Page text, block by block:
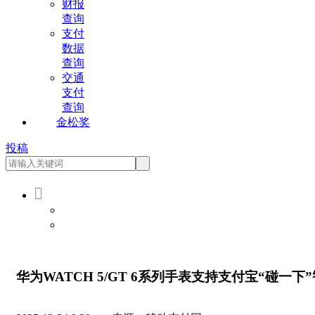
财报
查询
支付
数据
查询
交通
支付
查询
金松奖
投稿

华为WATCH 5/GT 6系列手表支持支付宝“碰一下